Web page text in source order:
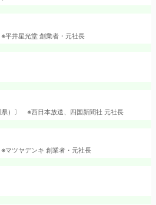
※平井星光堂 創業者・元社長
県）〕 ※西日本放送、四国新聞社 元社長
※マツヤデンキ 創業者・元社長